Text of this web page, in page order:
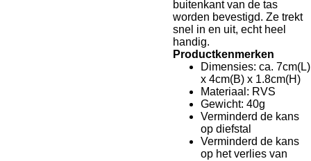
buitenkant van de tas
worden bevestigd. Ze trekt
snel in en uit, echt heel
handig.
Productkenmerken
Dimensies: ca. 7cm(L)
x 4cm(B) x 1.8cm(H)
Materiaal: RVS
Gewicht: 40g
Verminderd de kans
op diefstal
Verminderd de kans
op het verlies van